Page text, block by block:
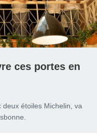
ces portes en
étoiles Michelin, va